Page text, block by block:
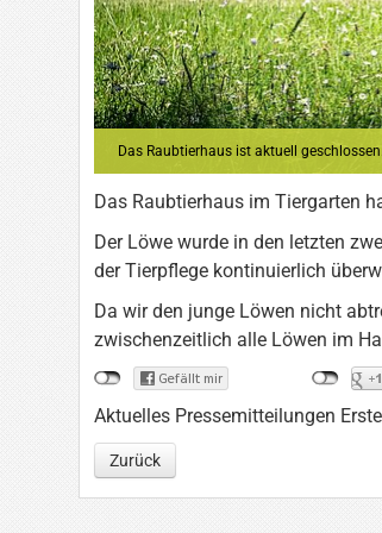
Das Raubtierhaus ist aktuell
Das Raubtierhaus im Tiergarten
Der Löwe wurde in den letzten
der Tierpflege kontinuierlich
Da wir den junge Löwen nicht
zwischenzeitlich alle Löwen im
Aktuelles Pressemitteilungen
Zurück